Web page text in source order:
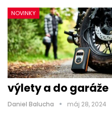
NOVINKY
výlety a do garáže
Daniel Balucha máj 28, 2024